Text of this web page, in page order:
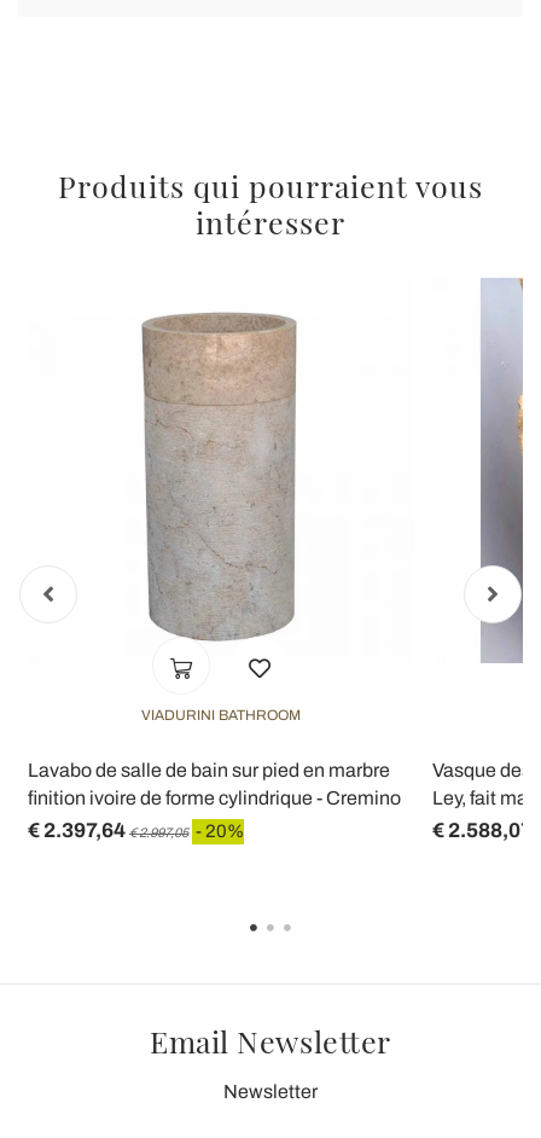
Produits qui pourraient vous
intéresser
VIADURINI BATHROOM
Lavabo de salle de bain sur pied en marbre
finition ivoire de forme cylindrique - Cremino
€ 2.397,64 € 2.997,05 - 20%
Vasque
Ley, fait
€ 2.588,07
Email Newsletter
Newsletter